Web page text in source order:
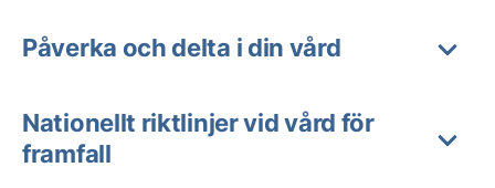
Påverka och delta i din vård
Nationellt riktlinjer vid vård för
framfall